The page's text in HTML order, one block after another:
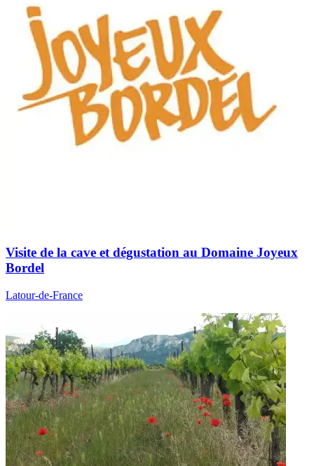
Visite de la cave et dégustation au Domaine Joyeux
Bordel
Latour-de-France